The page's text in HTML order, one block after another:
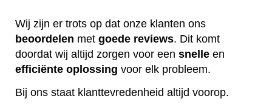
Wij zijn er trots op dat onze klanten ons
beoordelen met goede reviews. Dit komt
doordat wij altijd zorgen voor een snelle en
efficiënte oplossing voor elk probleem.
Bij ons staat klanttevredenheid altijd voorop.